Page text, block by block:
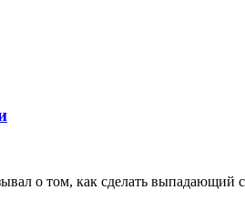
о том, как сделать